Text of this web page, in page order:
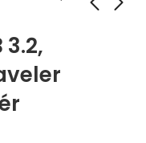
3.2,